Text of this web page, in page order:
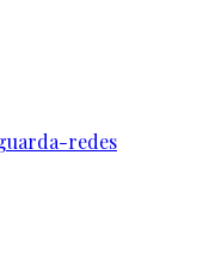
redes